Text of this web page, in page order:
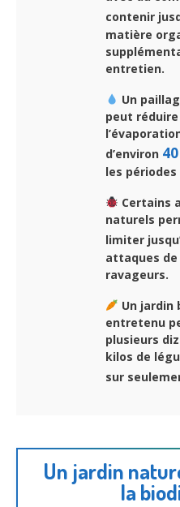
contenir
matière
entretien.
Un
peut réduire
d’environ
les périodes
Certains
naturels
limiter
attaques
ravageurs.
Un jardin
entretenu
plusieurs
kilos de
sur
Un jardin
la